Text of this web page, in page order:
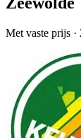
Met vaste prijs